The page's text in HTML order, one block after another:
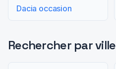
Dacia occasion
Rechercher par ville